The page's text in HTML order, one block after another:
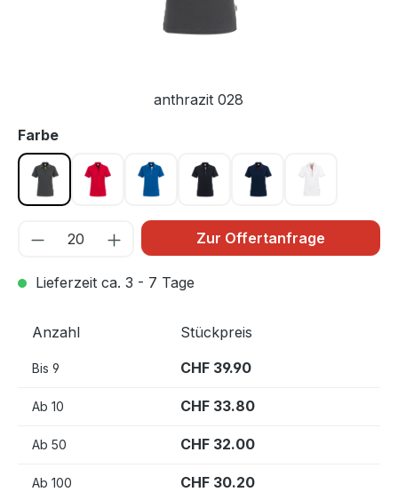
anthrazit 028
Farbeauswählen
anthrazit 028rotschwarz 002royalblauweiß 010schwarzsilber 005
tinterot 034weißrot 001
Zur Offertanfrage
Lieferzeit ca. 3 - 7 Tage
Anzahl Stückpreis
Bis 9 CHF 39.90
Ab 10 CHF 33.80
Ab 50 CHF 32.00
Ab 100 CHF 30.20